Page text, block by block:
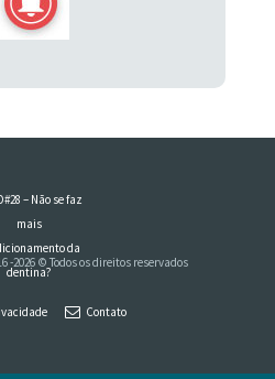
-2026 © Todos os direitos reservados
Contato